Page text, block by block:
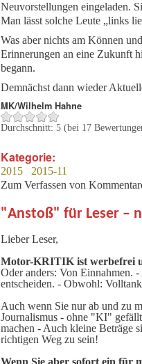
Neuvorstellungen eingeladen.
Man lässt solche Leute „links
Was aber nichts am Können
Erinnerungen an eine Zukunft
begann.
Demnächst dann wieder
MK/Wilhelm Hahne
Durchschnitt: 5 (bei 17
Kategorie:
2015
2015-11
Zum Verfassen von
"Anstoß" für Leser –
Lieber Leser,
Motor-KRITIK ist werbefrei
Oder anders: Von Einnahmen.
entscheiden. - Obwohl:
Auch wenn Sie nur ab und zu
Journalismus - ohne "KI"
machen - Auch kleine Beträge
richtigen Weg zu sein!